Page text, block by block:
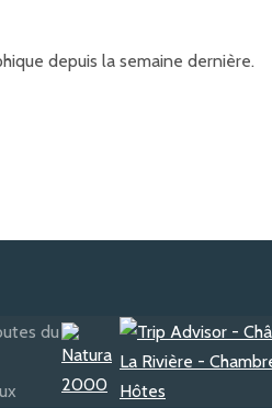
depuis la semaine dernière.